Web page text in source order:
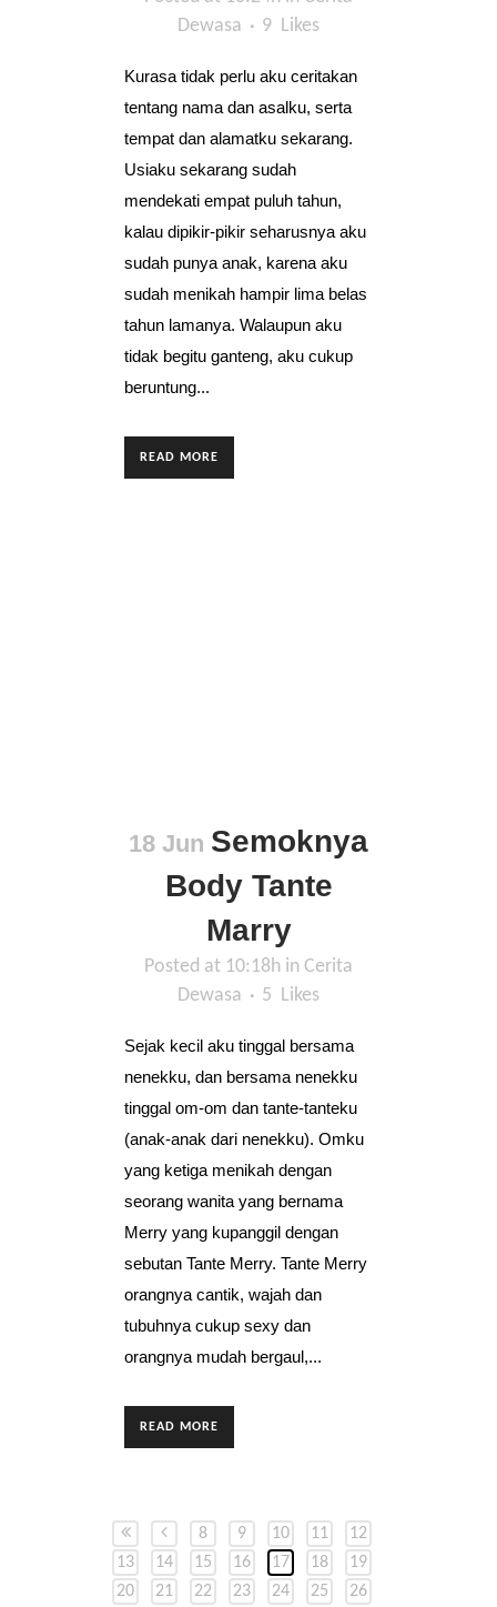
Dewasa
9 Likes
Kurasa tidak perlu aku ceritakan
tentang nama dan asalku, serta
tempat dan alamatku sekarang.
Usiaku sekarang sudah
mendekati empat puluh tahun,
kalau dipikir-pikir seharusnya aku
sudah punya anak, karena aku
sudah menikah hampir lima belas
tahun lamanya. Walaupun aku
tidak begitu ganteng, aku cukup
beruntung...
READ MORE
18 Jun Semoknya
Body Tante
Marry
Posted at 10:18h in Cerita
Dewasa
5 Likes
Sejak kecil aku tinggal bersama
nenekku, dan bersama nenekku
tinggal om-om dan tante-tanteku
(anak-anak dari nenekku). Omku
yang ketiga menikah dengan
seorang wanita yang bernama
Merry yang kupanggil dengan
sebutan Tante Merry. Tante Merry
orangnya cantik, wajah dan
tubuhnya cukup sexy dan
orangnya mudah bergaul,...
READ MORE
8 9 10 11
12
13
14 15 16 17 18
19
20
21 22 23 24 25 26